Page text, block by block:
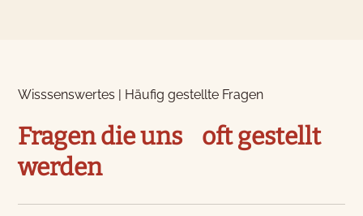
Wisssenswertes | Häufig gestellte Fragen
Fragen die uns oft gestellt
werden